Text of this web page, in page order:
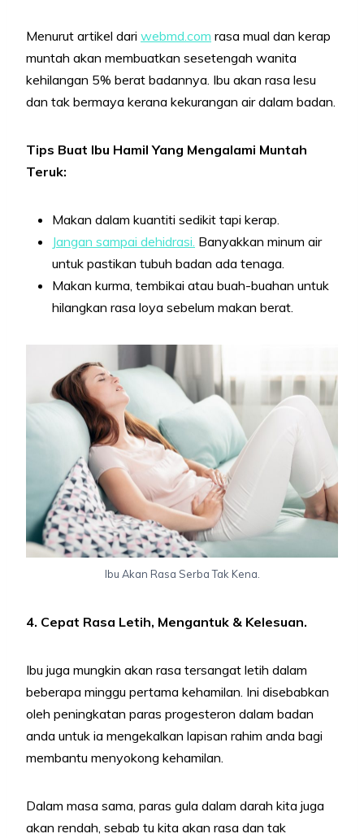
Menurut artikel dari webmd.com rasa mual dan kerap
muntah akan membuatkan sesetengah wanita
kehilangan 5% berat badannya. Ibu akan rasa lesu
dan tak bermaya kerana kekurangan air dalam badan.
Tips Buat Ibu Hamil Yang Mengalami Muntah
Teruk:
Makan dalam kuantiti sedikit tapi kerap.
Jangan sampai dehidrasi. Banyakkan minum air
untuk pastikan tubuh badan ada tenaga.
Makan kurma, tembikai atau buah-buahan untuk
hilangkan rasa loya sebelum makan berat.
Ibu Akan Rasa Serba Tak Kena.
4. Cepat Rasa Letih, Mengantuk & Kelesuan.
Ibu juga mungkin akan rasa tersangat letih dalam
beberapa minggu pertama kehamilan. Ini disebabkan
oleh peningkatan paras progesteron dalam badan
anda untuk ia mengekalkan lapisan rahim anda bagi
membantu menyokong kehamilan.
Dalam masa sama, paras gula dalam darah kita juga
akan rendah, sebab tu kita akan rasa dan tak